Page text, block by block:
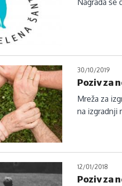
30/10/2019
Poziv za
Mreža za
na izgradnji
12/01/2018
Poziv za